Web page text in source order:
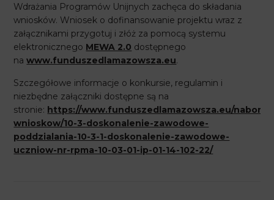
Wdrażania Programów Unijnych zachęca do składania
wniosków. Wniosek o dofinansowanie projektu wraz z
załącznikami przygotuj i złóż za pomocą systemu
elektronicznego MEWA 2.0 dostępnego
nawww.funduszedlamazowsza.eu.
Szczegółowe informacje o konkursie, regulamin i
niezbędne załączniki dostępne są na
stronie: https://www.funduszedlamazowsza.eu/nabory-
wnioskow/10-3-doskonalenie-zawodowe-
poddzialania-10-3-1-doskonalenie-zawodowe-
uczniow-nr-rpma-10-03-01-ip-01-14-102-22/